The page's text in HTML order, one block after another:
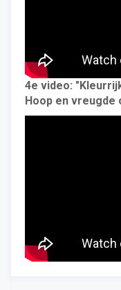
4e video:
Hoop en vreugde